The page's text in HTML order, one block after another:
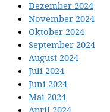
Dezember 2024
November 2024
Oktober 2024
September 2024
August 2024
Juli 2024
Juni 2024
Mai 2024